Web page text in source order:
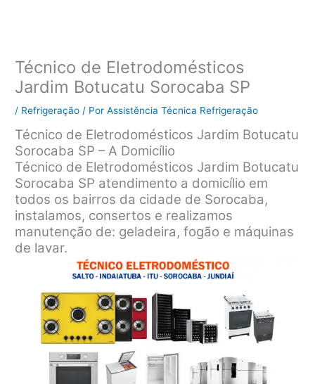
Técnico de Eletrodomésticos
Jardim Botucatu Sorocaba SP
/ Refrigeração / PorAssistência Técnica Refrigeração
Técnico de Eletrodomésticos Jardim Botucatu
Sorocaba SP – A Domicílio
Técnico de Eletrodomésticos Jardim Botucatu
Sorocaba SP atendimento a domicílio em
todos os bairros da cidade de Sorocaba,
instalamos, consertos e realizamos
manutenção de: geladeira, fogão e máquinas
de lavar.